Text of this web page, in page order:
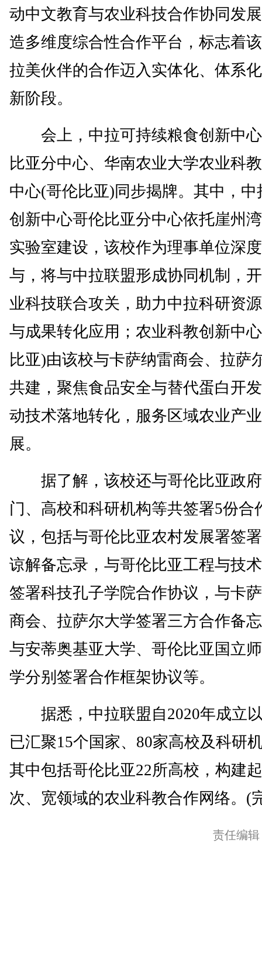
动中文教育与农业科技合作协同发
造多维度综合性合作平台，标志着
拉美伙伴的合作迈入实体化、体系
新阶段。
会上，中拉可持续粮食创新中
比亚分中心、华南农业大学农业科
中心(哥伦比亚)同步揭牌。其中，中
创新中心哥伦比亚分中心依托崖州
实验室建设，该校作为理事单位深
与，将与中拉联盟形成协同机制，
业科技联合攻关，助力中拉科研资
与成果转化应用；农业科教创新中
比亚)由该校与卡萨纳雷商会、拉萨
共建，聚焦食品安全与替代蛋白开
动技术落地转化，服务区域农业产
展。
据了解，该校还与哥伦比亚政
门、高校和科研机构等共签署5份合
议，包括与哥伦比亚农村发展署签
谅解备忘录，与哥伦比亚工程与技
签署科技孔子学院合作协议，与卡
商会、拉萨尔大学签署三方合作备
与安蒂奥基亚大学、哥伦比亚国立
学分别签署合作框架协议等。
据悉，中拉联盟自2020年成立
已汇聚15个国家、80家高校及科研
其中包括哥伦比亚22所高校，构建
次、宽领域的农业科教合作网络。(
责任编